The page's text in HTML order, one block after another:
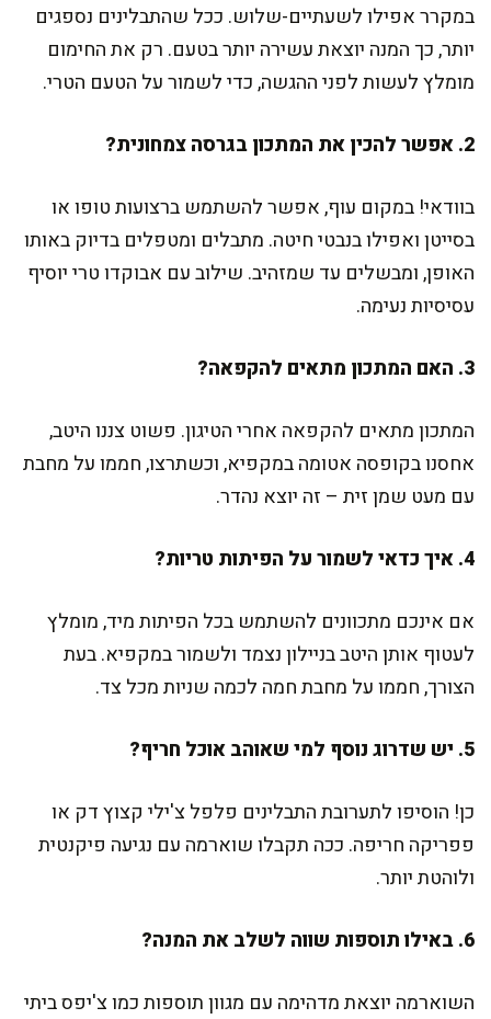
במקרר אפילו לשעתיים-שלוש. ככל שהתבלינים נספגים
יותר, כך המנה יוצאת עשירה יותר בטעם. רק את החימום
מומלץ לעשות לפני ההגשה, כדי לשמור על הטעם הטרי.
2. אפשר להכין את המתכון בגרסה צמחונית?
בוודאי! במקום עוף, אפשר להשתמש ברצועות טופו או
בסייטן ואפילו בנבטי חיטה. מתבלים ומטפלים בדיוק באותו
האופן, ומבשלים עד שמזהיב. שילוב עם אבוקדו טרי יוסיף
עסיסיות נעימה.
3. האם המתכון מתאים להקפאה?
המתכון מתאים להקפאה אחרי הטיגון. פשוט צננו היטב,
אחסנו בקופסה אטומה במקפיא, וכשתרצו, חממו על מחבת
עם מעט שמן זית – זה יוצא נהדר.
4. איך כדאי לשמור על הפיתות טריות?
אם אינכם מתכוונים להשתמש בכל הפיתות מיד, מומלץ
לעטוף אותן היטב בניילון נצמד ולשמור במקפיא. בעת
הצורך, חממו על מחבת חמה לכמה שניות מכל צד.
5. יש שדרוג נוסף למי שאוהב אוכל חריף?
כן! הוסיפו לתערובת התבלינים פלפל צ'ילי קצוץ דק או
פפריקה חריפה. ככה תקבלו שוארמה עם נגיעה פיקנטית
ולוהטת יותר.
6. באילו תוספות שווה לשלב את המנה?
השוארמה יוצאת מדהימה עם מגוון תוספות כמו צ'יפס ביתי